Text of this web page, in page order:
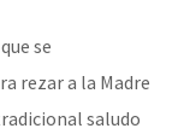
se
rezar a la Madre
saludo